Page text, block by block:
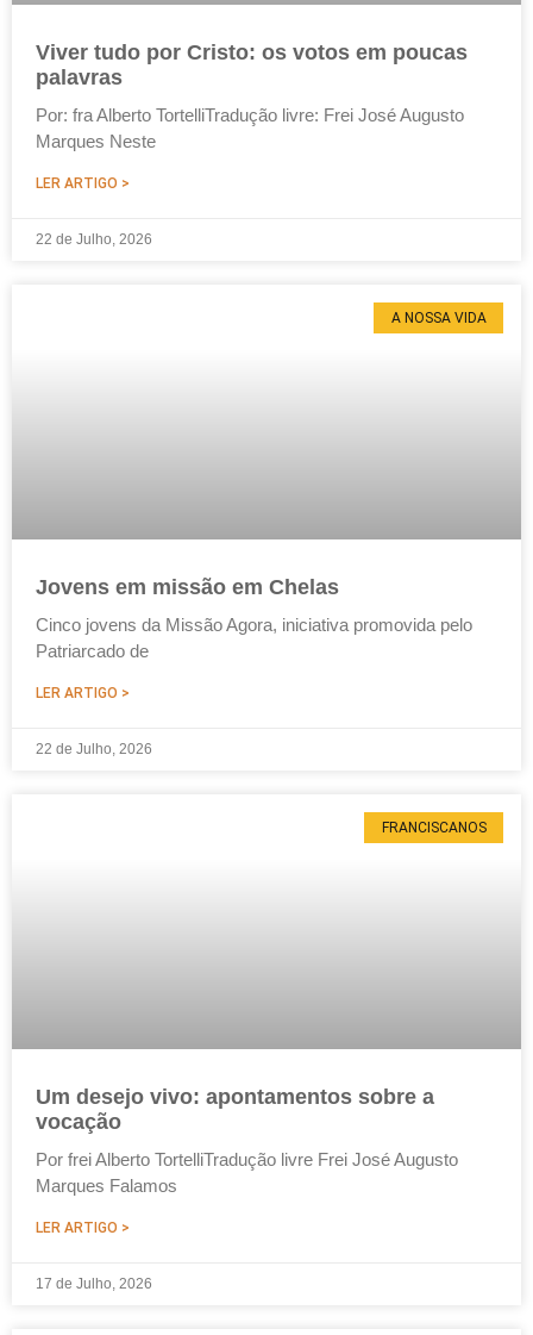
Viver tudo por Cristo: os votos em poucas
palavras
Por: fra Alberto TortelliTradução livre: Frei José Augusto
Marques Neste
LER ARTIGO >
22 de Julho, 2026
A NOSSA VIDA
Jovens em missão em Chelas
Cinco jovens da Missão Agora, iniciativa promovida pelo
Patriarcado de
LER ARTIGO >
22 de Julho, 2026
FRANCISCANOS
Um desejo vivo: apontamentos sobre a
vocação
Por frei Alberto TortelliTradução livre Frei José Augusto
Marques Falamos
LER ARTIGO >
17 de Julho, 2026